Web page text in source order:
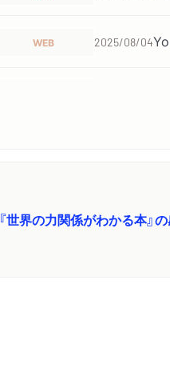
WEB 2025/08/04
『世界の力関係がわかる本』